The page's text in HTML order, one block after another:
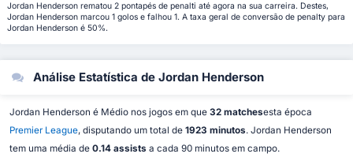
Jordan Henderson rematou 2 pontapés de penalti até agora na sua carreira. Destes,
Jordan Henderson marcou 1 golos e falhou 1. A taxa geral de conversão de penalty para
Jordan Henderson é 50%.
Análise Estatística de Jordan Henderson
Jordan Henderson é Médio nos jogos em que 32 matchesesta época
Premier League, disputando um total de 1923 minutos. Jordan Henderson
tem uma média de 0.14 assists a cada 90 minutos em campo.